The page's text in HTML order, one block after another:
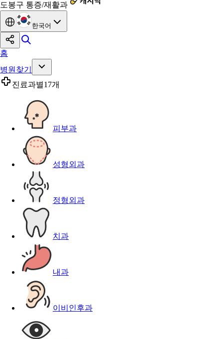
도봉구 통증/재활과
한국어
홈
병원찾기
진료과별17개
피부과
성형외과
정형외과
치과
내과
이비인후과